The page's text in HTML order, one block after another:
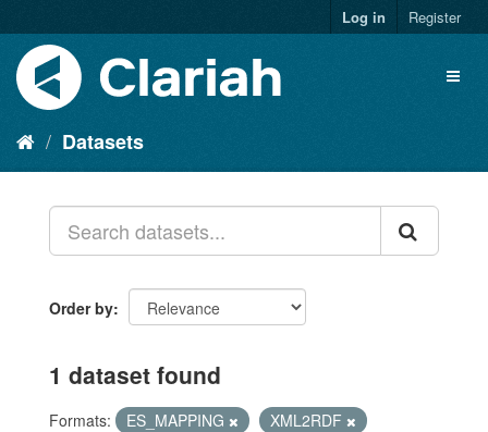
Log in Register
Datasets
Order by
1 dataset found
Formats: ES_MAPPING
XML2RDF